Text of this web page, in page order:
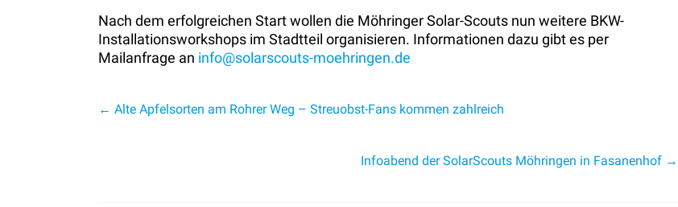
Nach dem erfolgreichen Start wollen die Möhringer Solar-Scouts nun weitere BKW-
Installationsworkshops im Stadtteil organisieren. Informationen dazu gibt es per
Mailanfrage an info@solarscouts-moehringen.de
← Alte Apfelsorten am Rohrer Weg – Streuobst-Fans kommen zahlreich
Infoabend der SolarScouts Möhringen in Fasanenhof →